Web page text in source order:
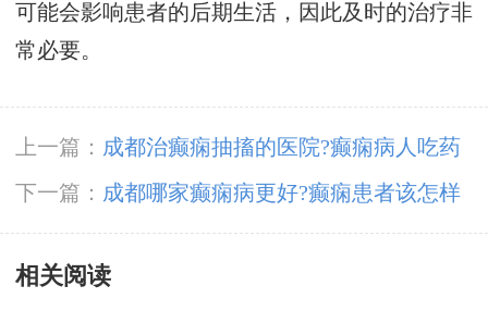
可能会影响患者的后期生活，因此及时的治疗非
常必要。
上一篇： 成都治癫痫抽搐的医院?癫痫病人吃药
没用怎么办
下一篇： 成都哪家癫痫病更好?癫痫患者该怎样
护理更好
相关阅读